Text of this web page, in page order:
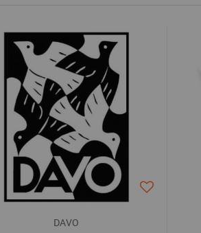
DAVO